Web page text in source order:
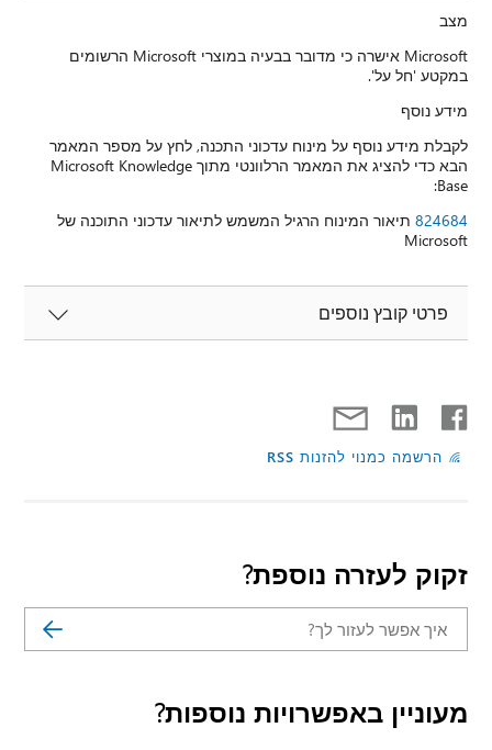
מצב
Microsoft אישרה כי מדובר בבעיה במוצרי Microsoft הרשומים
במקטע 'חל על'.
מידע נוסף
לקבלת מידע נוסף על מינוח עדכוני התכנה, לחץ על מספר המאמר
הבא כדי להציג את המאמר הרלוונטי מתוך Microsoft Knowledge
Base:
824684 תיאור המינוח הרגיל המשמש לתיאור עדכוני התוכנה של
Microsoft
פרטי קובץ נוספים
הרשמה כמנוי להזנות RSS
זקוק לעזרה נוספת?
מעוניין באפשרויות נוספות?